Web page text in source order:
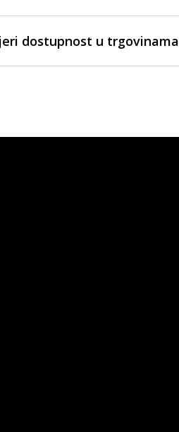
dostupnost u trgovinama